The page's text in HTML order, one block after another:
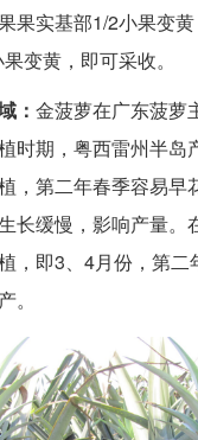
果实基部1/2小果变
变黄，即可采收。
： 金菠萝在广东菠萝
时期，粤西雷州半岛
，第二年春季容易早
长缓慢，影响产量。
，即3、4月份，第二
。